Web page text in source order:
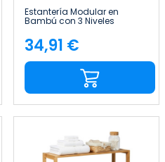
Estantería Modular en
Bambú con 3 Niveles
Thinia Home
Precio
34,91 €